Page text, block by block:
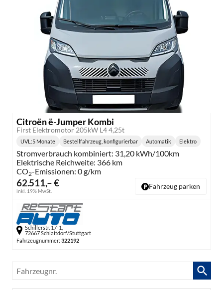
Citroën ë-Jumper Kombi
First Elektromotor 205kW L4 4,25t
62.511,– €
inkl. 19% MwSt.
UVL :5 Monate Bestellfahrzeug, konfigurierbar Automatik Elektro
Stromverbrauch kombiniert: 31,20 kWh/100km
Elektrische Reichweite: 366 km
CO2-Emissionen: 0 g/km
Fahrzeug parken
Schillerstr. 17-1,
72667 Schlaitdorf/Stuttgart
Fahrzeugnummer: 322192
Fahrzeugnr.